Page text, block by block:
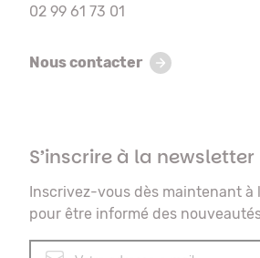
02 99 61 73 01
Nous contacter
S’inscrire à la newsletter
Inscrivez-vous dès maintenant à
pour être informé des